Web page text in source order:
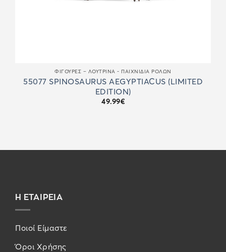
ΦΙΓΟΎΡΕΣ – ΛΟΎΤΡΙΝΑ - ΠΑΙΧΝΊΔΙΑ ΡΌΛΩΝ
55077 SPINOSAURUS AEGYPTIACUS (LIMITED
EDITION)
49.99€
Η ΕΤΑΙΡΕΙΑ
Ποιοί Είμαστε
Όροι Χρήσης